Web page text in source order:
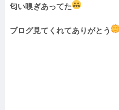
匂い嗅ぎあってた
ブログ見てくれてありがとう